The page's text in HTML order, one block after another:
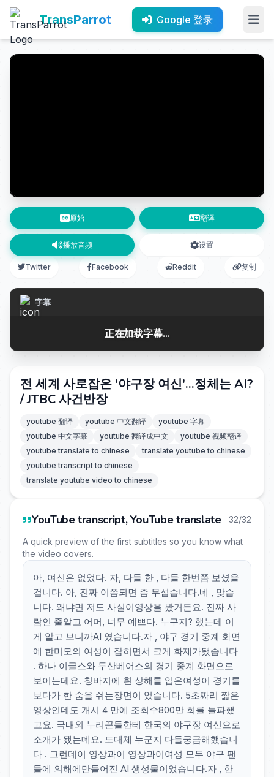
TransParrot Google 登录
原始 翻译
播放音频 设置
Twitter Facebook Reddit 复制
字幕
正在加载字幕...
전 세계 사로잡은 '야구장 여신'…정체는 AI?
/ JTBC 사건반장
youtube 翻译 youtube 中文翻译
youtube 字幕
youtube 中文字幕
youtube 翻译成中文
youtube 视频翻译
youtube translate to chinese
translate youtube to chinese
youtube transcript to chinese
translate youtube video to chinese
YouTube transcript, YouTube translate 32/32
A quick preview of the first subtitles so you know what
the video covers.
아, 여신은 없었다. 자, 다들 한 , 다들 한번쯤 보셨을
겁니다. 아, 진짜 이쯤되면 좀 무섭습니다.네 , 맞습
니다. 왜냐면 저도 사실이영상을 봤거든요. 진짜 사
람인 줄알고 어머, 너무 예쁘다. 누구지? 했는데 이
게 알고 보니까AI 였습니다.자 , 야구 경기 중계 화면
에 한미모의 여성이 잡히면서 크게 화제가됐습니다
. 하나 이글스와 두산베어스의 경기 중계 화면으로
보이는데요. 청바지에 흰 상해를 입은여성이 경기를
보다가 한 숨을 쉬는장면이 었습니다. 5초짜리 짧은
영상인데도 개시 4 만에 조회수800만 회를 돌파했
고요. 국내외 누리꾼들한테 한국의 야구장 여신으로
소개가 됐는데요. 도대체 누군지 다들궁금해했습니
다 . 그런데이 영상과이 영상과이여성 모두 야구 팬
들에 의해에만들어진 AI 생성물이었습니다.자 , 한